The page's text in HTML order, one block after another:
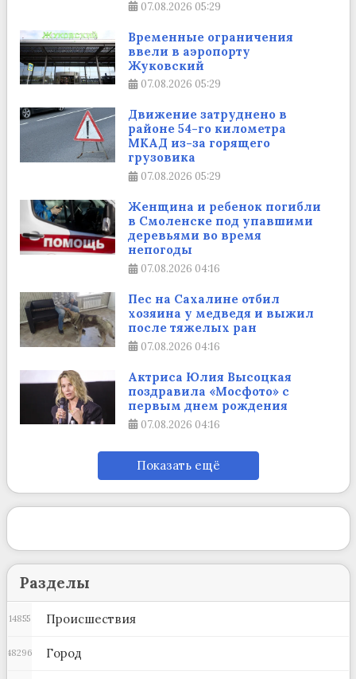
07.08.2026 05:29
Временные ограничения
ввели в аэропорту
Жуковский
07.08.2026 05:29
Движение затруднено в
районе 54-го километра
МКАД из-за горящего
грузовика
07.08.2026 05:29
Женщина и ребенок погибли
в Смоленске под упавшими
деревьями во время
непогоды
07.08.2026 04:16
Пес на Сахалине отбил
хозяина у медведя и выжил
после тяжелых ран
07.08.2026 04:16
Актриса Юлия Высоцкая
поздравила «Мосфото» с
первым днем рождения
07.08.2026 04:16
Показать ещё
Разделы
Происшествия
14855
Город
48296